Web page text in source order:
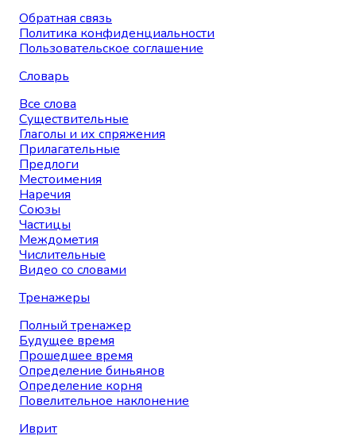
Обратная связь
Политика конфиденциальности
Пользовательское соглашение
Словарь
Все слова
Существительные
Глаголы и их спряжения
Прилагательные
Предлоги
Местоимения
Наречия
Союзы
Частицы
Междометия
Числительные
Видео со словами
Тренажеры
Полный тренажер
Будущее время
Прошедшее время
Определение биньянов
Определение корня
Повелительное наклонение
Иврит